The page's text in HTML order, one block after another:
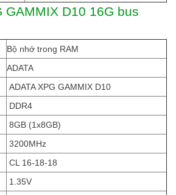
GAMMIX D10 16G bus
Bộ nhớ trong RAM
ADATA
ADATA XPG GAMMIX D10
DDR4
8GB (1x8GB)
3200MHz
CL 16-18-18
1.35V